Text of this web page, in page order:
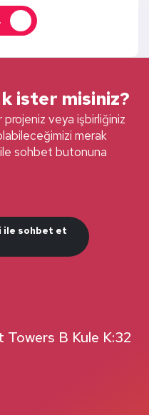
ister misiniz?
veya işbirliğiniz
merak
ile sohbet butonuna
ile sohbet et
B Kule K:32